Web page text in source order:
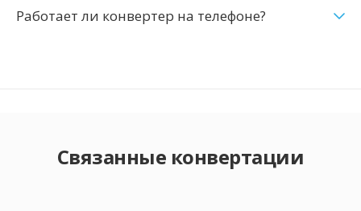
Работает ли конвертер на телефоне?
Связанные конвертации